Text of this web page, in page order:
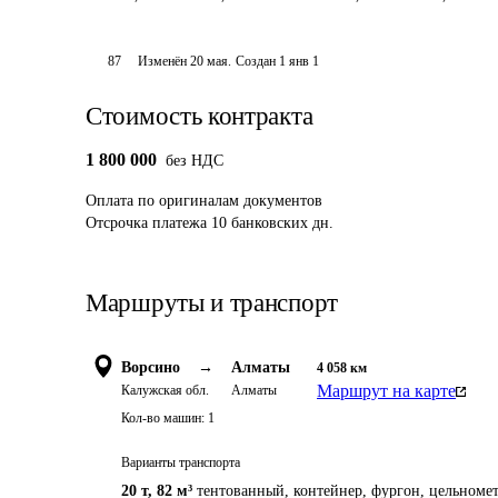
87 Изменён20 мая. Создан 1 янв 1
Стоимость контракта
1 800 000 без НДС
Оплата по оригиналам документов
Отсрочка платежа 10 банковских дн.
Маршруты и транспорт
Ворсино →
Калужская обл.
Алматы
Алматы
4 058 км
Маршрут на карте
Кол-во машин: 1
Варианты транспорта
20 т, 82 м³ тентованный, контейнер, фургон,